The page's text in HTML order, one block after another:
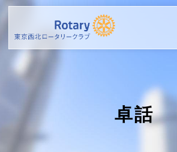
卓話